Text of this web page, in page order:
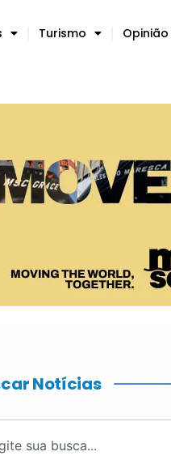
Turismo Opinião
Notícias